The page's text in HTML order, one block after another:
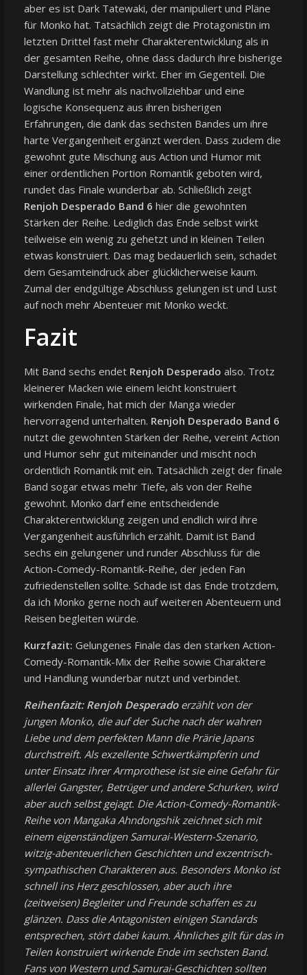
aber es ist Dark Tatewaki, der manipuliert und Pläne
für Monko hat. Tatsächlich zeigt die Protagonistin im
letzten Drittel fast mehr Charakterentwicklung als in
der gesamten Reihe, ohne dass dadurch ihre bisherige
Darstellung schlechter wirkt. Eher im Gegenteil. Die
Wandlung ist mehr als nachvollziehbar und eine
logische Konsequenz aus ihren bisherigen
Erfahrungen, die dank das sechsten Bandes um ihre
harte Vergangenheit ergänzt werden. Dass zudem die
gewohnt gute Mischung aus Action und Humor mit
einer ordentlichen Portion Romantik geboten wird,
rundet das Finale wunderbar ab. Schließlich zeigt
Renjoh Desperado Band 6 hier die gewohnten
Stärken der Reihe. Lediglich das Ende selbst wirkt
teilweise ein wenig zu gehetzt und in kleinen Teilen
etwas konstruiert. Das mag bedauerlich sein, schadet
dem Gesamteindruck aber glücklicherweise kaum.
Zumal der endgültige Abschluss gelungen ist und Lust
auf noch mehr Abenteuer mit Monko weckt.
Fazit
Mit Band sechs endet Renjoh Desperado also. Trotz
kleinerer Macken wie einem leicht konstruiert
wirkenden Finale, hat mich der Manga wieder
hervorragend unterhalten. Renjoh Desperado Band 6
nutzt die gewohnten Stärken der Reihe, vereint Action
und Humor sehr gut miteinander und mischt noch
ordentlich Romantik mit ein. Tatsächlich zeigt der finale
Band sogar etwas mehr Tiefe, als von der Reihe
gewohnt. Monko darf eine entscheidende
Charakterentwicklung zeigen und endlich wird ihre
Vergangenheit ausführlich erzählt. Damit ist Band
sechs ein gelungener und runder Abschluss für die
Action-Comedy-Romantik-Reihe, der jeden Fan
zufriedenstellen sollte. Schade ist das Ende trotzdem,
da ich Monko gerne noch auf weiteren Abenteuern und
Reisen begleiten würde.
Kurzfazit: Gelungenes Finale das den starken Action-
Comedy-Romantik-Mix der Reihe sowie Charaktere
und Handlung wunderbar nutzt und verbindet.
Reihenfazit: Renjoh Desperadoerzählt von der
jungen Monko, die auf der Suche nach der wahren
Liebe und dem perfekten Mann die Prärie Japans
durchstreift. Als exzellente Schwertkämpferin und
unter Einsatz ihrer Armprothese ist sie eine Gefahr für
allerlei Gangster, Betrüger und andere Schurken, wird
aber auch selbst gejagt. Die Action-Comedy-Romantik-
Reihe von Mangaka Ahndongshik zeichnet sich mit
einem eigenständigen Samurai-Western-Szenario,
witzig-abenteuerlichen Geschichten und exzentrisch-
sympathischen Charakteren aus. Besonders Monko ist
schnell ins Herz geschlossen, aber auch ihre
(zeitweisen) Begleiter und Freunde schaffen es zu
glänzen. Dass die Antagonisten einigen Standards
entsprechen, stört dabei kaum. Ähnliches gilt für das in
Teilen konstruiert wirkende Ende im sechsten Band.
Fans von Western und Samurai-Geschichten sollten